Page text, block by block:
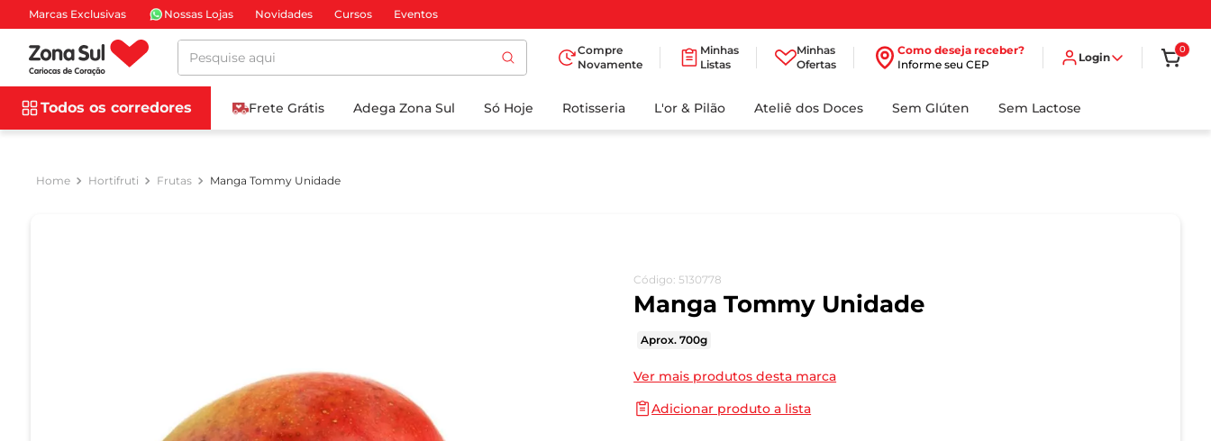
Marcas Exclusivas Nossas Lojas Novidades Cursos Eventos
Pesquise aqui
Compre
Novamente
Minhas
Listas
Minhas
Ofertas
Como deseja receber?
Informe seu CEP
Login
0
Todos os corredores Frete Grátis Adega Zona Sul Só Hoje Rotisseria L'or & Pilão Ateliê dos Doces Sem Glúten Sem Lactose
Hortifruti Frutas Manga Tommy Unidade
Código: 5130778
Manga Tommy Unidade
Aprox. 700g
Ver mais produtos desta marca
Adicionar produto a lista
BUSCADOS